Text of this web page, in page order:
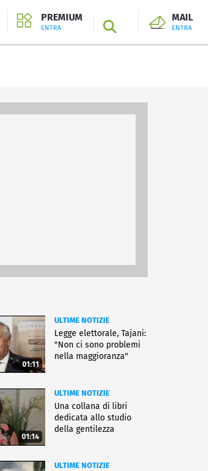
PREMIUM
ENTRA SEARCH
MAIL
ENTRA
01:11
ULTIME NOTIZIE
Legge elettorale, Tajani:
"Non ci sono problemi
nella maggioranza"
01:14
ULTIME NOTIZIE
Una collana di libri
dedicata allo studio
della gentilezza
ULTIME NOTIZIE